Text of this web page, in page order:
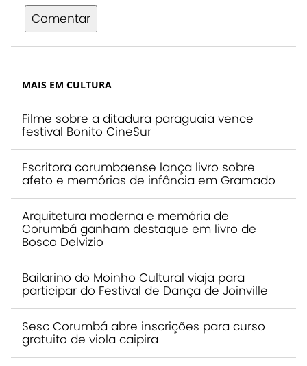
Comentar
MAIS EM CULTURA
Filme sobre a ditadura paraguaia vence
festival Bonito CineSur
Escritora corumbaense lança livro sobre
afeto e memórias de infância em Gramado
Arquitetura moderna e memória de
Corumbá ganham destaque em livro de
Bosco Delvizio
Bailarino do Moinho Cultural viaja para
participar do Festival de Dança de Joinville
Sesc Corumbá abre inscrições para curso
gratuito de viola caipira